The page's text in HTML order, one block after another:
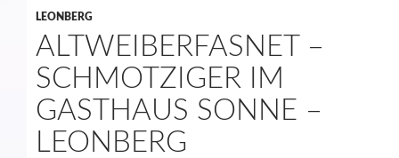
LEONBERG
ALTWEIBERFASNET –
SCHMOTZIGER IM
GASTHAUS SONNE –
LEONBERG